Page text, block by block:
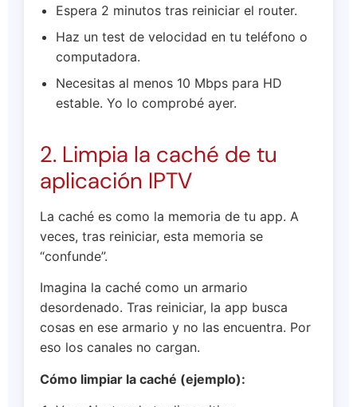
Espera 2 minutos tras reiniciar el router.
Haz un test de velocidad en tu teléfono o
computadora.
Necesitas al menos 10 Mbps para HD
estable. Yo lo comprobé ayer.
2. Limpia la caché de tu
aplicación IPTV
La caché es como la memoria de tu app. A
veces, tras reiniciar, esta memoria se
“confunde”.
Imagina la caché como un armario
desordenado. Tras reiniciar, la app busca
cosas en ese armario y no las encuentra. Por
eso los canales no cargan.
Cómo limpiar la caché (ejemplo):